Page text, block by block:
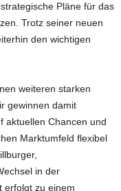
Pläne für das
Trotz seiner neuen
den wichtigen
weiteren starken
gewinnen damit
aktuellen Chancen und
Marktumfeld flexibel
in der
erfolgt zu einem